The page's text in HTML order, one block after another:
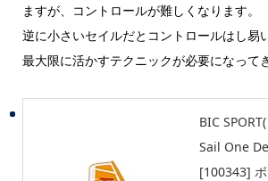
ますが、コントロールが難しくなります。
逆に小さいセイルだとコントロールはし易
最大限に活かすテクニックが必要になって
BIC
Sail One
[100343]